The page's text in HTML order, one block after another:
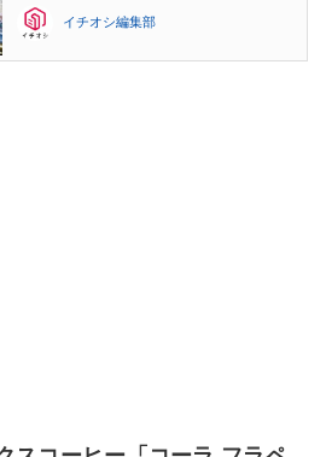
イチオシ編集部